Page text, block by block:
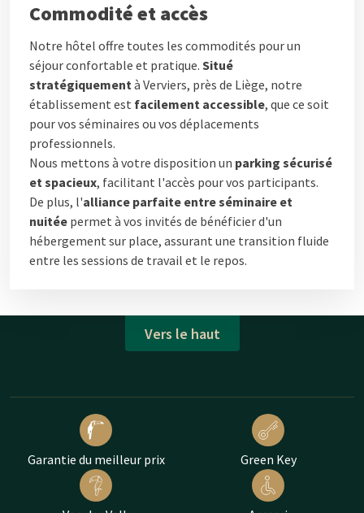
Commodité et accès
Notre hôtel offre toutes les commodités pour un
séjour confortable et pratique. Situé
stratégiquementà Verviers, près de Liège, notre
établissement est facilement accessible, que ce soit
pour vos séminaires ou vos déplacements
professionnels.
Nous mettons à votre disposition un parking sécurisé
et spacieux, facilitant l'accès pour vos participants.
De plus, l'alliance parfaite entre séminaire et
nuitée permet à vos invités de bénéficier d'un
hébergement sur place, assurant une transition fluide
entre les sessions de travail et le repos.
Vers le haut
Garantie du meilleur prix Green Key